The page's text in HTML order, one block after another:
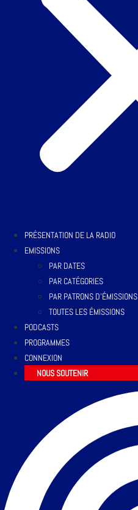
PRÉSENTATION DE LA RADIO
EMISSIONS
PAR DATES
PAR CATÉGORIES
PAR PATRONS D’ÉMISSIONS
TOUTES LES ÉMISSIONS
PODCASTS
PROGRAMMES
CONNEXION
NOUS SOUTENIR